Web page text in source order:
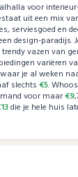
voor
uit een mix
serviesgoed en
design-paradijs.
vazen van
variëren
je al weken
slechts€5.
voor maar€9
die je hele huis